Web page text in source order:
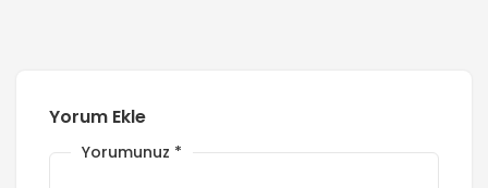
Yorum Ekle
Yorumunuz *